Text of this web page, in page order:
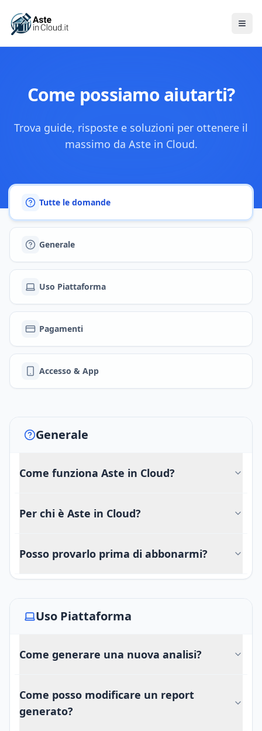
Come possiamo aiutarti?
Trova guide, risposte e soluzioni per ottenere il
massimo da Aste in Cloud.
Tutte le domande
Generale
Uso Piattaforma
Pagamenti
Accesso & App
Generale
Come funziona Aste in Cloud?
Per chi è Aste in Cloud?
Posso provarlo prima di abbonarmi?
Uso Piattaforma
Come generare una nuova analisi?
Come posso modificare un report
generato?